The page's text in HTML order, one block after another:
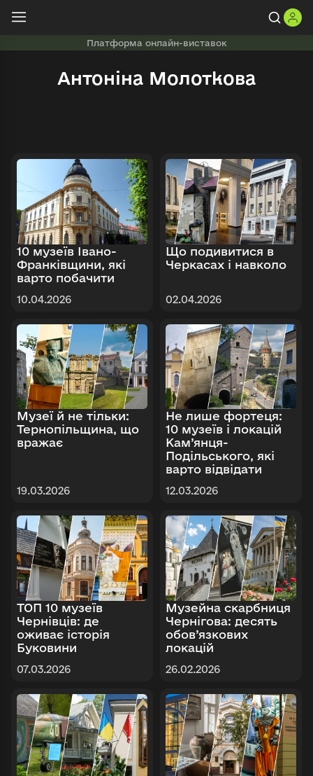
Платформа онлайн-виставок
Антоніна Молоткова
10 музеїв Івано-
Франківщини, які
варто побачити
10.04.2026
Що подивитися в
Черкасах і навколо
02.04.2026
Музеї й не тільки:
Тернопільщина, що
вражає
19.03.2026
Не лише фортеця:
10 музеїв і локацій
Кам’янця-
Подільського, які
варто відвідати
12.03.2026
ТОП 10 музеїв
Чернівців: де
оживає історія
Буковини
07.03.2026
Музейна скарбниця
Чернігова: десять
обов’язкових
локацій
26.02.2026